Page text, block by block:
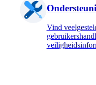
Vind